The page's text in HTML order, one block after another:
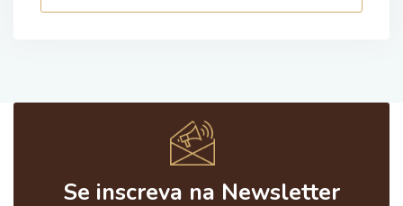
Se inscreva na Newsletter